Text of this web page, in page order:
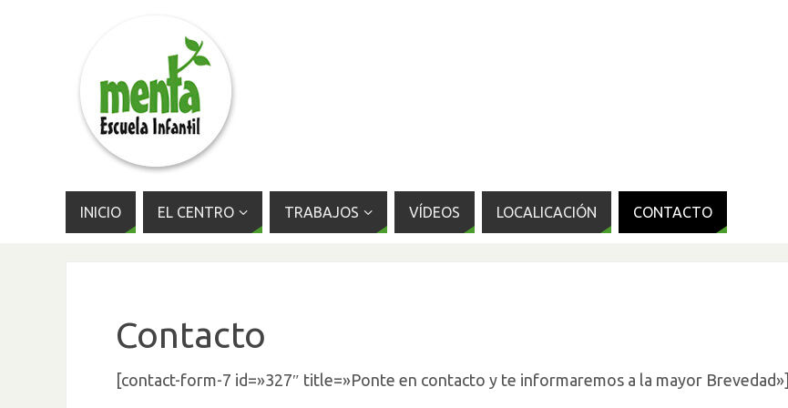
INICIO EL CENTRO TRABAJOS VÍDEOS LOCALICACIÓN CONTACTO
Contacto
[contact-form-7 id=»327″ title=»Ponte en contacto y te informaremos a la mayor Brevedad»]